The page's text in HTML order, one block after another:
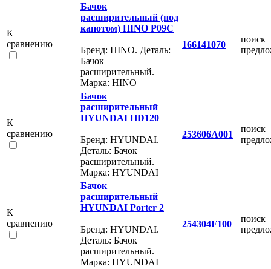
К
сравнению
Бачок
расширительный (под
капотом) HINO P09С
Бренд: HINO. Деталь:
Бачок
расширительный.
Марка: HINO
166141070
поиск
К
сравнению
Бачок
расширительный
HYUNDAI HD120
Бренд: HYUNDAI.
Деталь: Бачок
расширительный.
Марка: HYUNDAI
253606A001
поиск
К
сравнению
Бачок
расширительный
HYUNDAI Porter 2
Бренд: HYUNDAI.
Деталь: Бачок
расширительный.
Марка: HYUNDAI
254304F100
поиск